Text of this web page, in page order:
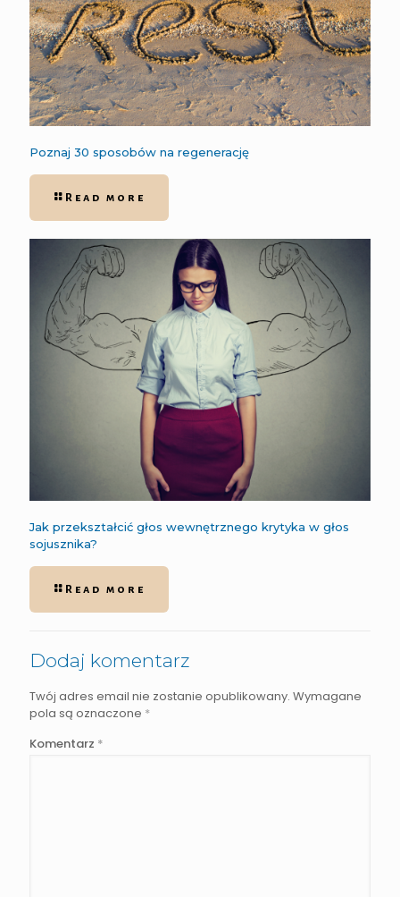
Poznaj 30 sposobów na regenerację
Read more
Jak przekształcić głos wewnętrznego krytyka w głos
sojusznika?
Read more
Dodaj komentarz
Twój adres email nie zostanie opublikowany. Wymagane
pola są oznaczone *
Komentarz *